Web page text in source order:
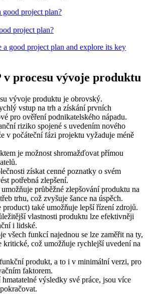
project plan?
a good project plan and explore its key
procesu vývoje produktu
vývoje produktu je obrovský.
vstup na trh a získání prvních
pro ověření podnikatelského nápadu.
riziko spojené s uvedením nového
v počáteční fázi projektu vyžaduje méně
je možnost shromažďovat přímou
získat cenné poznatky o svém
potřebná zlepšení.
průběžné zlepšování produktu na
trhu, což zvyšuje šance na úspěch.
také umožňuje lepší řízení zdrojů.
vlastnosti produktu lze efektivněji
i lidské.
všech funkcí najednou se lze zaměřit na ty,
kritické, což umožňuje rychlejší uvedení na
produkt, a to i v minimální verzi, pro
faktorem.
výsledky své práce, jsou více